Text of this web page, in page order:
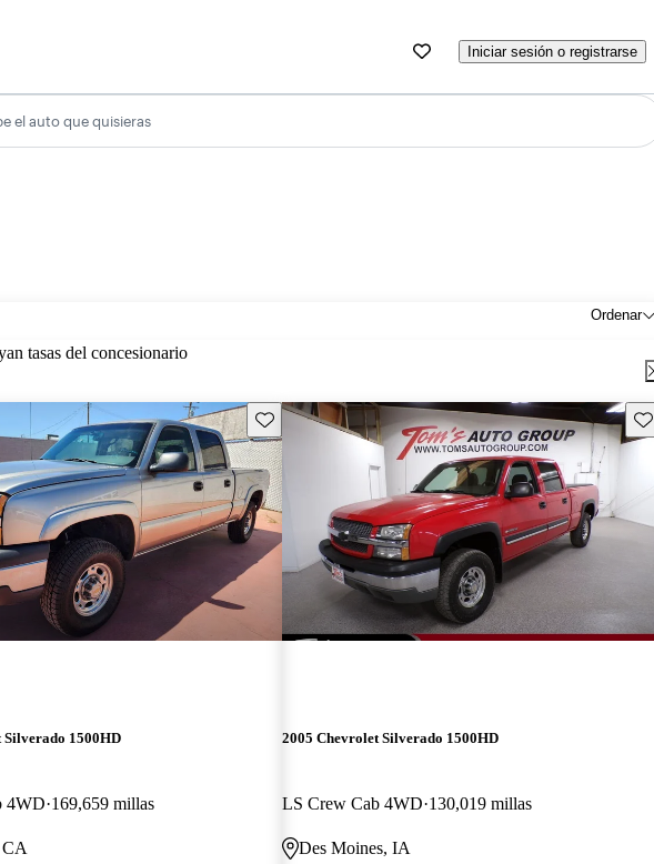
Iniciar sesión o registrarse
el auto que quisieras
Ordenar
tasas del concesionario
Guarda este Aviso
Silverado 1500HD
4WD 169,659 millas
2005 Chevrolet Silverado 1500HD
LS Crew Cab 4WD 130,019 millas
Des Moines, IA